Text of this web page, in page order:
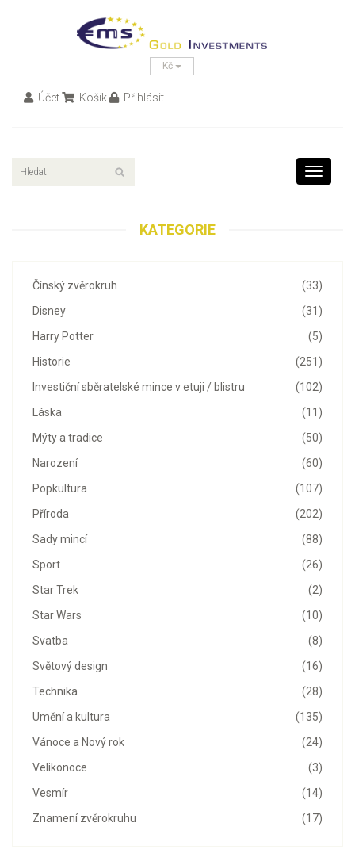
Kč
Účet Košík Přihlásit
Toggle
KATEGORIE
(33)
Čínský zvěrokruh
(31)
Disney
(5)
Harry Potter
(251)
Historie
(102)
Investiční sběratelské mince v etuji / blistru
(11)
Láska
(50)
Mýty a tradice
(60)
Narození
(107)
Popkultura
(202)
Příroda
(88)
Sady mincí
(26)
Sport
(2)
Star Trek
(10)
Star Wars
(8)
Svatba
(16)
Světový design
(28)
Technika
(135)
Umění a kultura
(24)
Vánoce a Nový rok
(3)
Velikonoce
(14)
Vesmír
(17)
Znamení zvěrokruhu